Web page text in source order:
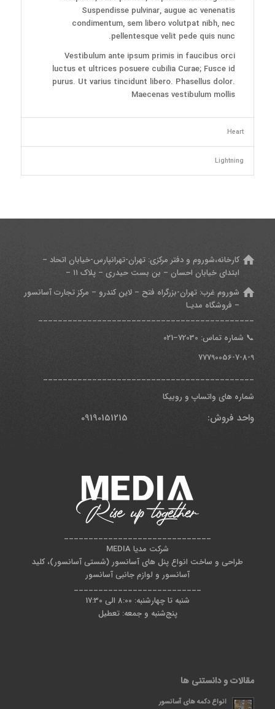
Suspendisse pulvinar, augue ac venenatis
condimentum, sem libero volutpat nibh, nec
pellentesque velit pede quis nunc.
Vestibulum ante ipsum primis in faucibus orci
luctus et ultrices posuere cubilia Curae; Fusce id
purus. Ut varius tincidunt libero. Phasellus dolor.
Maecenas vestibulum mollis
Heart
Lightning
کارخانه،شوروم و دفتر مرکزی:تهران-تهرانپارس-خیابان اتحاد –
ابتدای خیابان احسان – بن بست حیدری – پلاک ۱۱ –
شوروم غرب:تهران-بزرگراه فتح – لاین کندرو – مرکز تجارت آسانسور
– فروشگاه مدیـا
____________________________________________
📞 شماره تماس: 7 2030
–
021
77790056-7-8-9
___________________________________________
شماره های واتساپ و روبیکا
واحد فروش: 09190151215
______________________________
شرکت مدیا MEDIA
طراحی و ساخت انواع پنل های آسانسور (شستی آسانسور)، کلید
آسانسور و لوازم جانبی آسانسور
__________________________
شنبه تا چهارشنبه: 8:00 الی 17:30
پنج‌شنبه و جمعه: تعطیل
مقالات و دانستنی ها
انواع دکمه های آسانسور